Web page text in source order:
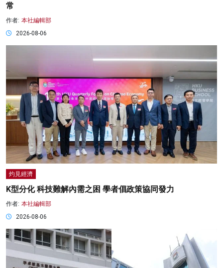
常
作者: 本社編輯部
2026-08-06
灼見經濟
K型分化 科技難解內需之困 學者倡政策協同發力
作者: 本社編輯部
2026-08-06